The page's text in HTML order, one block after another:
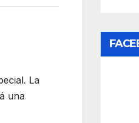
La
una